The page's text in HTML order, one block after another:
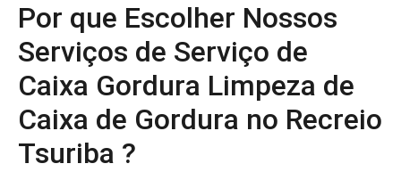
Por que Escolher Nossos
Serviços de Serviço de
Caixa Gordura Limpeza de
Caixa de Gordura no Recreio
Tsuriba ?